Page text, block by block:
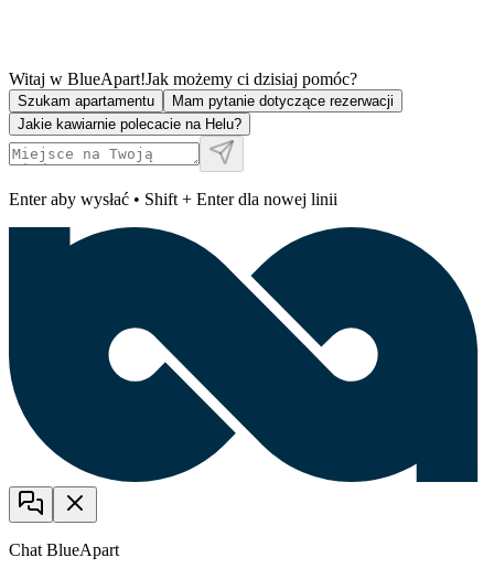
Witaj w BlueApart!Jak możemy ci dzisiaj pomóc?
Szukam apartamentu
Mam pytanie dotyczące rezerwacji
Jakie kawiarnie polecacie na Helu?
Enter aby wysłać • Shift + Enter dla nowej linii
Chat BlueApart